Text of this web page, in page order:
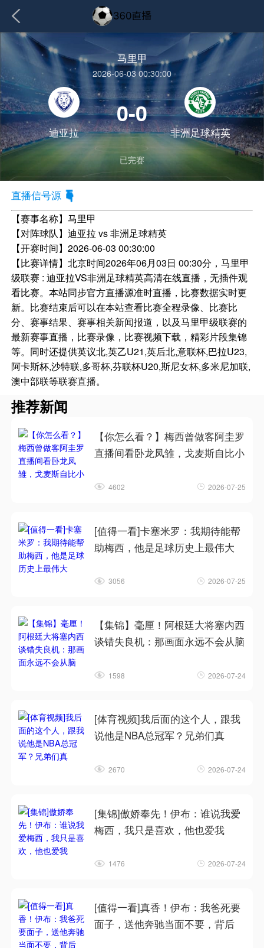
马里甲
2026-06-03 00:30:00
迪亚拉
0-0
非洲足球精英
已完赛
直播信号源
【赛事名称】马里甲
【对阵球队】迪亚拉 vs 非洲足球精英
【开赛时间】2026-06-03 00:30:00
【比赛详情】北京时间2026年06月03日 00:30分，马里甲
级联赛 : 迪亚拉VS非洲足球精英高清在线直播，无插件观
看比赛。本站同步官方直播源准时直播，比赛数据实时更
新。比赛结束后可以在本站查看比赛全程录像、比赛比
分、赛事结果、赛事相关新闻报道，以及马里甲级联赛的
最新赛事直播，比赛录像，比赛视频下载，精彩片段集锦
等。同时还提供英议北,英乙U21,英后北,意联杯,巴拉U23,
阿卡斯杯,沙特联,多哥杯,芬联杯U20,斯尼女杯,多米尼加联,
澳中部联等联赛直播。
推荐新闻
【你怎么看？】梅西曾做客阿圭罗
直播间看卧龙凤雏，戈麦斯自比小
4602 2026-07-25
[值得一看]卡塞米罗：我期待能帮
助梅西，他是足球历史上最伟大
3056 2026-07-25
【集锦】毫厘！阿根廷大将塞内西
谈错失良机：那画面永远不会从脑
1598 2026-07-24
[体育视频]我后面的这个人，跟我
说他是NBA总冠军？兄弟们真
2670 2026-07-24
[集锦]傲娇奉先！伊布：谁说我爱
梅西，我只是喜欢，他也爱我
1476 2026-07-24
[值得一看]真香！伊布：我爸死要
面子，送他奔驰当面不要，背后